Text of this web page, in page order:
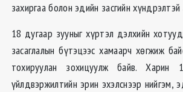
захиргаа болон эдийн засгийн
18 дугаар зууныг хүртэл дэлхийн
засаглалын бүтэцээс хамаарч хөгжиж
тохируулан зохицуулж байв.
үйлдвэржилтийн эрин эхэлснээр нийгэм,